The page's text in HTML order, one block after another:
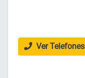
Ver Telefones